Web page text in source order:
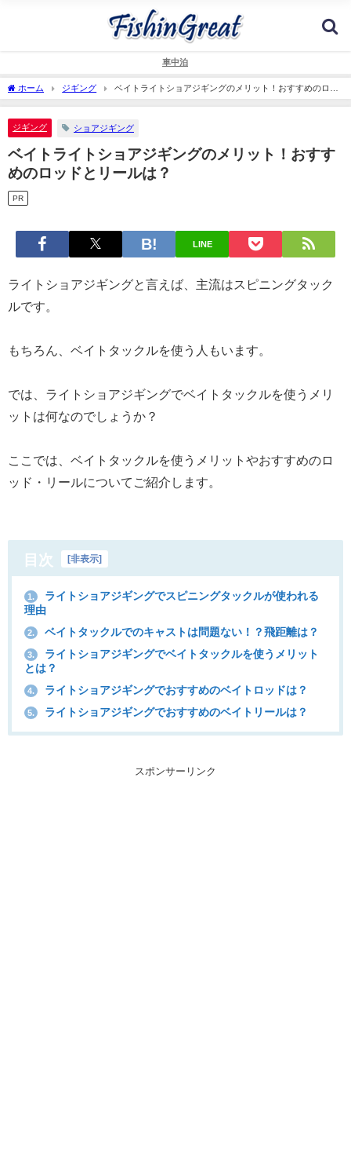
車中泊
ホーム ジギング
ベイトライトショアジギングのメリット！おすすめのロッ
ドとリールは？
ジギング ショアジギング
ベイトライトショアジギングのメリット！おすす
めのロッドとリールは？
PR
LINE
ライトショアジギングと言えば、主流はスピニングタック
ルです。
もちろん、ベイトタックルを使う人もいます。
では、ライトショアジギングでベイトタックルを使うメリ
ットは何なのでしょうか？
ここでは、ベイトタックルを使うメリットやおすすめのロ
ッド・リールについてご紹介します。
目次 非表示
1.
ライトショアジギングでスピニングタックルが使われる
理由
2. ベイトタックルでのキャストは問題ない！？飛距離は？
3.
ライトショアジギングでベイトタックルを使うメリット
とは？
4. ライトショアジギングでおすすめのベイトロッドは？
5. ライトショアジギングでおすすめのベイトリールは？
スポンサーリンク